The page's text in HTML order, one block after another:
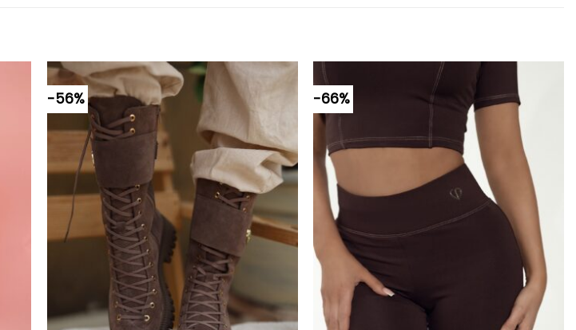
-56%
Dodaj do
ulubionych
-66%
Dodaj do
ulubionych